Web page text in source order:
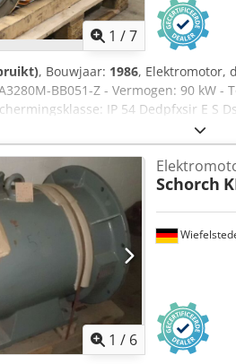
1 /7
, Bouwjaar: 1986, Elektromotor,
BB051-Z - Vermogen: 90 kW -
IP 54 Dedpfxsir E S
1 / 6
Schorch